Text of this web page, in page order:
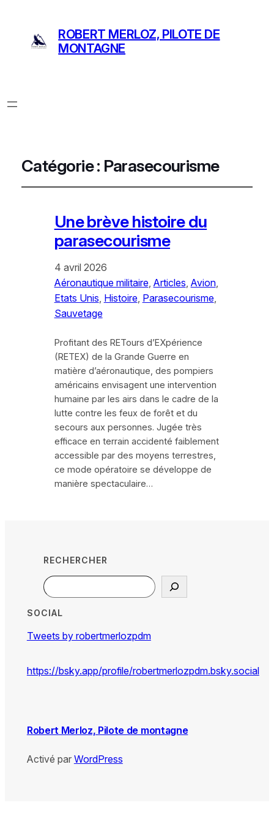
ROBERT MERLOZ, PILOTE DE
MONTAGNE
Catégorie : Parasecourisme
Une brève histoire du
parasecourisme
4 avril 2026
Aéronautique militaire, Articles Avion
Etats Unis Histoire, Parasecourisme
Sauvetage
Profitant des RETours d’EXpérience
(RETEX) de la Grande Guerre en
matière d’aéronautique, des pompiers
américains envisagent une intervention
humaine par les airs dans le cadre de la
lutte contre les feux de forêt et du
secours aux personnes. Jugée très
efficace en terrain accidenté faiblement
accessible par des moyens terrestres,
ce mode opératoire se développe de
manière spectaculaire…
RECHERCHER
Search
SOCIAL
Tweets by robertmerlozpdm
https://bsky.app/profile/robertmerlozpdm.bsky.social
Robert Merloz, Pilote de montagne
Activé par WordPress